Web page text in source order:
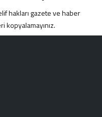
hakları gazete ve haber
kopyalamayınız.